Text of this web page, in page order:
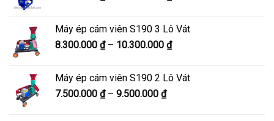
9.800.000 ₫
đến
Máy ép cám viên S190 3 Lô Vát
8.300.000 ₫ – 10.300.000 ₫Khoảng
8.300.000 ₫
Máy ép cám viên S190 2 Lô Vát
7.500.000 ₫ – 9.500.000 ₫Khoảng